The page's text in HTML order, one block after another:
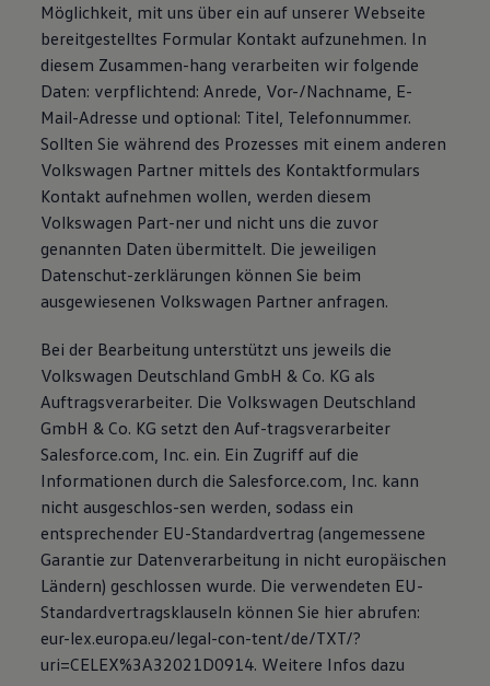
Möglichkeit, mit uns über ein auf unserer Webseite
bereitgestelltes Formular Kontakt aufzunehmen. In
diesem Zusammen-hang verarbeiten wir folgende
Daten: verpflichtend: Anrede, Vor-/Nachname, E-
Mail-Adresse und optional: Titel, Telefonnummer.
Sollten Sie während des Prozesses mit einem anderen
Volkswagen Partner mittels des Kontaktformulars
Kontakt aufnehmen wollen, werden diesem
Volkswagen Part-ner und nicht uns die zuvor
genannten Daten übermittelt. Die jeweiligen
Datenschut-zerklärungen können Sie beim
ausgewiesenen Volkswagen Partner anfragen.
Bei der Bearbeitung unterstützt uns jeweils die
Volkswagen Deutschland GmbH & Co. KG als
Auftragsverarbeiter. Die Volkswagen Deutschland
GmbH & Co. KG setzt den Auf-tragsverarbeiter
Salesforce.com, Inc. ein. Ein Zugriff auf die
Informationen durch die Salesforce.com, Inc. kann
nicht ausgeschlos-sen werden, sodass ein
entsprechender EU-Standardvertrag (angemessene
Garantie zur Datenverarbeitung in nicht europäischen
Ländern) geschlossen wurde. Die verwendeten EU-
Standardvertragsklauseln können Sie hier abrufen:
eur-lex.europa.eu/legal-con-tent/de/TXT/?
uri=CELEX%3A32021D0914. Weitere Infos dazu